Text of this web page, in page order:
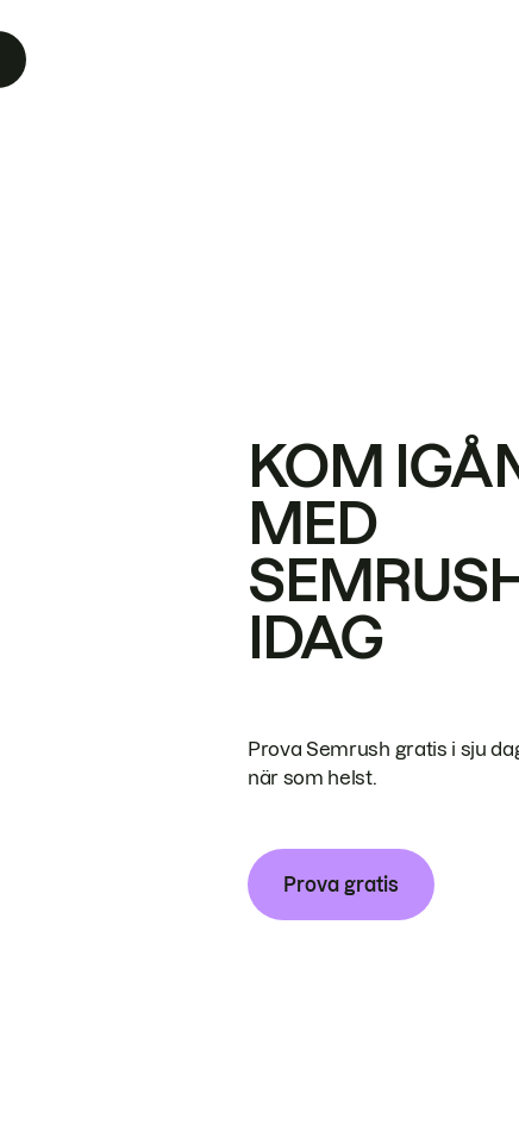
KOM
MED
IDAG
Prova Semrush gratis i sju
när som helst.
Prova gratis